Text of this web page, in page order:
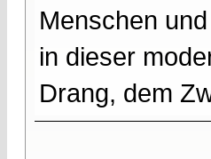
Menschen
in dieser
Drang, dem